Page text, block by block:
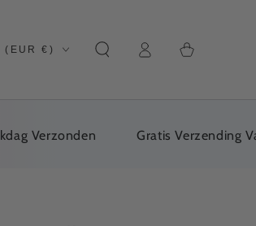
(EUR €) Login
della
Gratis Verzending Vanaf